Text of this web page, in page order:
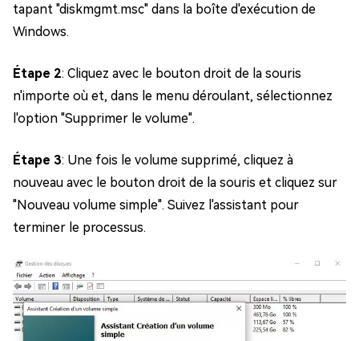
tapant "diskmgmt.msc" dans la boîte d'exécution de
Windows.
Étape 2: Cliquez avec le bouton droit de la souris
n'importe où et, dans le menu déroulant, sélectionnez
l'option "Supprimer le volume".
Étape 3: Une fois le volume supprimé, cliquez à
nouveau avec le bouton droit de la souris et cliquez sur
"Nouveau volume simple". Suivez l'assistant pour
terminer le processus.